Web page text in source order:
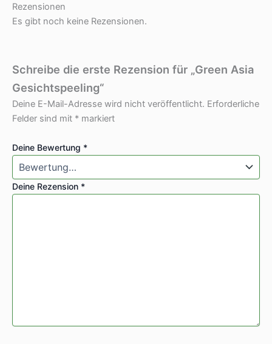
Rezensionen
Es gibt noch keine Rezensionen.
Schreibe die erste Rezension für „Green Asia
Gesichtspeeling“
Deine E-Mail-Adresse wird nicht veröffentlicht. Erforderliche
Felder sind mit * markiert
Deine Bewertung *
Deine Rezension *